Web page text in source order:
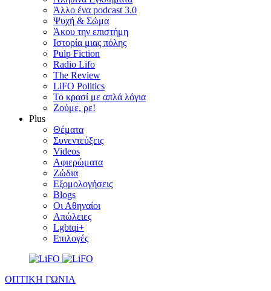
Άλλο ένα podcast 3.0
Ψυχή & Σώμα
Άκου την επιστήμη
Ιστορία μιας πόλης
Pulp Fiction
Radio Lifo
The Review
LiFO Politics
Το κρασί με απλά λόγια
Ζούμε, ρε!
Plus
Θέματα
Συνεντεύξεις
Videos
Αφιερώματα
Ζώδια
Εξομολογήσεις
Blogs
Οι Αθηναίοι
Απώλειες
Lgbtqi+
Επιλογές
ΟΠΤΙΚΗ ΓΩΝΙΑ